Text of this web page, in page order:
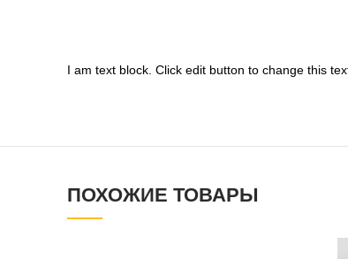
I am text block. Click edit button to change this
ПОХОЖИЕ ТОВАРЫ